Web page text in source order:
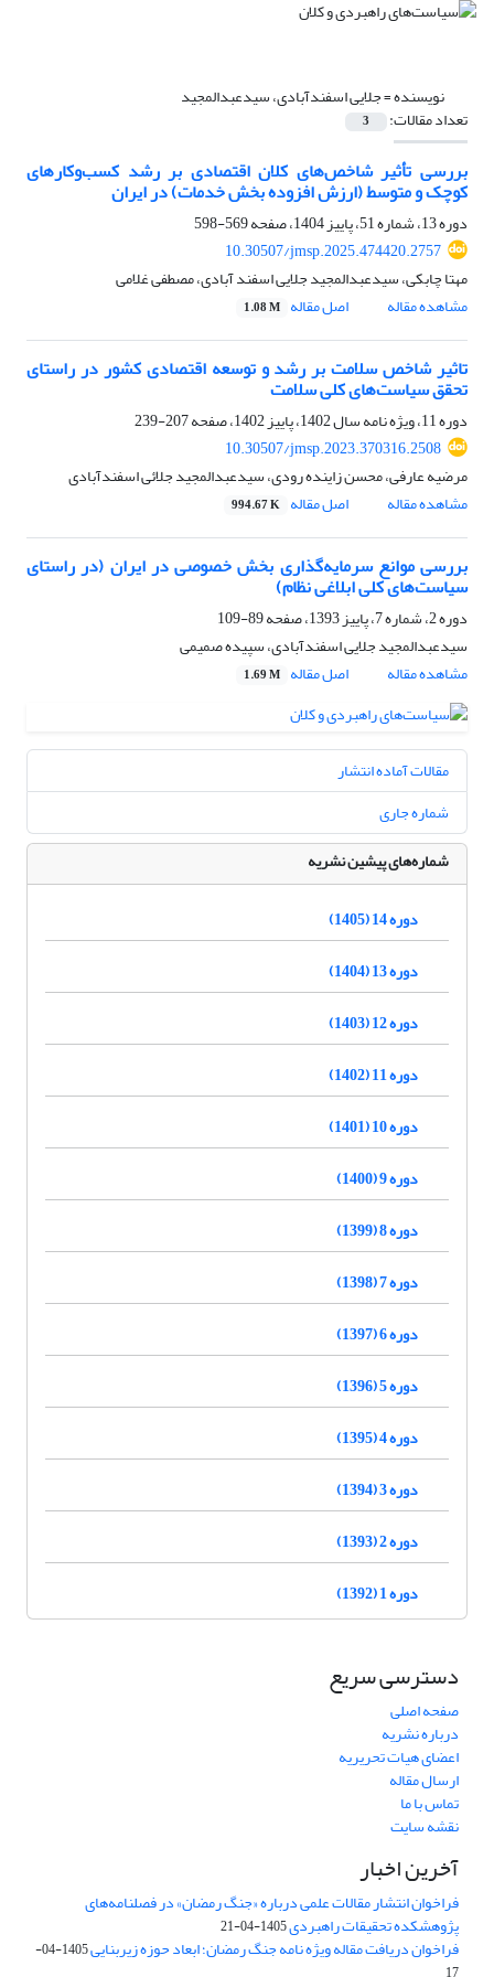
نویسنده =جلایی اسفندآبادی، سیدعبدالمجید
تعداد مقالات: 3
بررسی تأثیر شاخص‌های کلان اقتصادی بر رشد کسب‌وکارهای
کوچک و متوسط (ارزش افزوده بخش خدمات) در ایران
دوره 13، شماره 51، پاییز 1404، صفحه
569-598
10.30507/jmsp.2025.474420.2757
مهتا چابکی، سیدعبدالمجید جلایی اسفند آبادی، مصطفی غلامی
مشاهده مقاله
اصل مقاله 1.08 M
تاثیر شاخص‌ سلامت بر رشد و توسعه اقتصادی کشور در راستای
تحقق سیاست‌های کلی سلامت
دوره 11، ویژه نامه سال 1402، پاییز 1402، صفحه
207-239
10.30507/jmsp.2023.370316.2508
مرضیه عارفی، محسن زاینده رودی، سیدعبدالمجید جلائی اسفندآبادی
مشاهده مقاله
اصل مقاله 994.67 K
بررسی موانع سرمایه‌گذاری بخش خصوصی در ایران (در راستای
سیاست‌های کلی ابلاغی نظام)
دوره 2، شماره 7، پاییز 1393، صفحه
89-109
سیدعبدالمجید جلایی اسفندآبادی، سپیده صمیمی
مشاهده مقاله
اصل مقاله 1.69 M
مقالات آماده انتشار
شماره جاری
شماره‌های پیشین نشریه
دوره 14 (1405)
دوره 13 (1404)
دوره 12 (1403)
دوره 11 (1402)
دوره 10 (1401)
دوره 9 (1400)
دوره 8 (1399)
دوره 7 (1398)
دوره 6 (1397)
دوره 5 (1396)
دوره 4 (1395)
دوره 3 (1394)
دوره 2 (1393)
دوره 1 (1392)
دسترسی سریع
صفحه اصلی
درباره نشریه
اعضای هیات تحریریه
ارسال مقاله
تماس با ما
نقشه سایت
آخرین اخبار
فراخوان انتشار مقالات علمی درباره «جنگ رمضان» در فصلنامه‌های
پژوهشکده تحقیقات راهبردی1405-04-21
فراخوان دریافت مقاله ویژه نامه جنگ رمضان؛ ابعاد حوزه زیربنایی
1405-04-